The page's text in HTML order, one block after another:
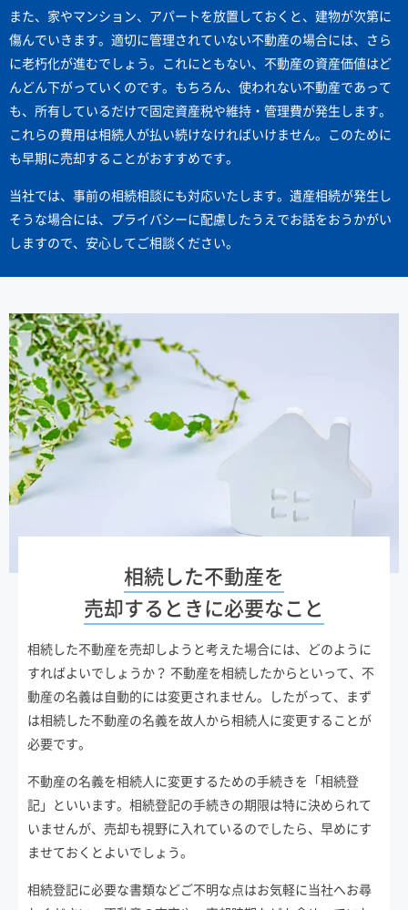
また、家やマンション、アパートを放置しておくと、建物が次第に
傷んでいきます。適切に管理されていない不動産の場合には、さら
に老朽化が進むでしょう。これにともない、不動産の資産価値はど
んどん下がっていくのです。もちろん、使われない不動産であって
も、所有しているだけで固定資産税や維持・管理費が発生します。
これらの費用は相続人が払い続けなければいけません。このために
も早期に売却することがおすすめです。
当社では、事前の相続相談にも対応いたします。遺産相続が発生し
そうな場合には、プライバシーに配慮したうえでお話をおうかがい
しますので、安心してご相談ください。
相続した不動産を
売却するときに必要なこと
相続した不動産を売却しようと考えた場合には、どのように
すればよいでしょうか？ 不動産を相続したからといって、不
動産の名義は自動的には変更されません。したがって、まず
は相続した不動産の名義を故人から相続人に変更することが
必要です。
不動産の名義を相続人に変更するための手続きを「相続登
記」といいます。相続登記の手続きの期限は特に決められて
いませんが、売却も視野に入れているのでしたら、早めにす
ませておくとよいでしょう。
相続登記に必要な書類などご不明な点はお気軽に当社へお尋